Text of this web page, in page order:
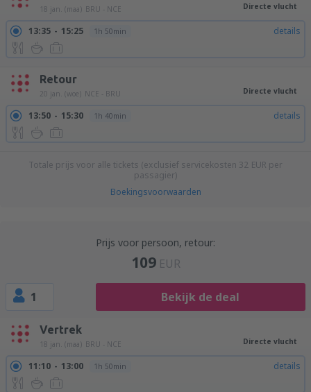
18 jan. (maa) BRU - NCE Directe vlucht
13:35 15:25 1h 50min details
Retour
20 jan. (woe) NCE - BRU Directe vlucht
13:50 15:30 1h 40min details
Totale prijs voor alle tickets (exclusief servicekosten 32 EUR per
passagier)
Boekingsvoorwaarden
Prijs voor persoon, retour:
109 EUR
1 Bekijk de deal
Vertrek
18 jan. (maa) BRU - NCE Directe vlucht
11:10 13:00 1h 50min details